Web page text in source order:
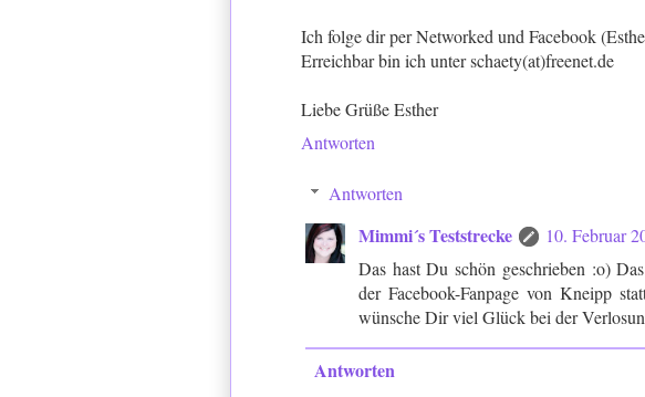
Ich folge dir per Networked und Facebook
Erreichbar bin ich unter schaety(at)freenet.de
Liebe Grüße Esther
Antworten
Antworten
Mimmi´s Teststrecke
10. Februar
Das hast Du schön geschrieben :o)
der Facebook-Fanpage von Kneipp
wünsche Dir viel Glück bei der
Antworten